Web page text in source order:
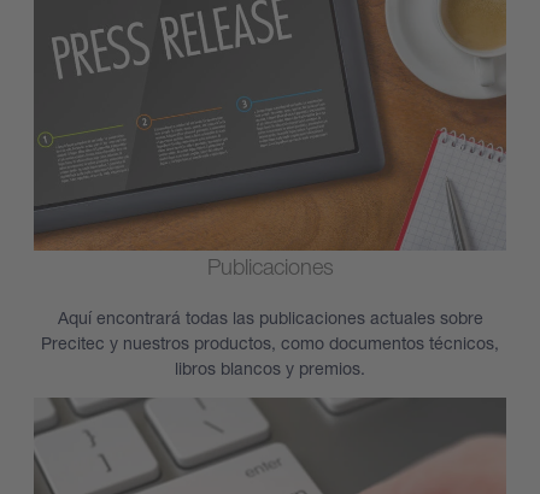
Publicaciones
Aquí encontrará todas las publicaciones actuales sobre
Precitec y nuestros productos, como documentos técnicos,
libros blancos y premios.